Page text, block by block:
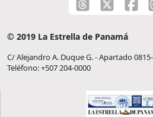
© 2019 La Estrella de Panamá
C/ Alejandro A. Duque G. - Apartado
Teléfono: +507 204-0000